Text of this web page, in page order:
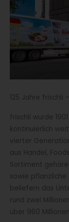
125 Jahre frischli
frischli wurde
kontinuierlich
vierter
aus Handel,
Sortiment
sowie pflanzliche
beliefern das
rund zwei
über 960